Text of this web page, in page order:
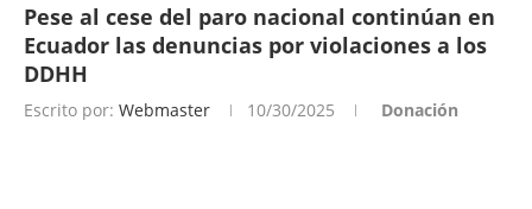
Pese al cese del paro nacional continúan en
Ecuador las denuncias por violaciones a los
DDHH
Escrito por: Webmaster 10/30/2025 Donación